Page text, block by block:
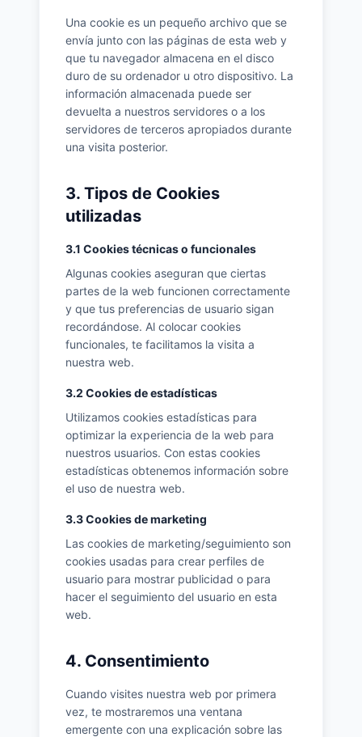
Una cookie es un pequeño archivo que se
envía junto con las páginas de esta web y
que tu navegador almacena en el disco
duro de su ordenador u otro dispositivo. La
información almacenada puede ser
devuelta a nuestros servidores o a los
servidores de terceros apropiados durante
una visita posterior.
3. Tipos de Cookies
utilizadas
3.1 Cookies técnicas o funcionales
Algunas cookies aseguran que ciertas
partes de la web funcionen correctamente
y que tus preferencias de usuario sigan
recordándose. Al colocar cookies
funcionales, te facilitamos la visita a
nuestra web.
3.2 Cookies de estadísticas
Utilizamos cookies estadísticas para
optimizar la experiencia de la web para
nuestros usuarios. Con estas cookies
estadísticas obtenemos información sobre
el uso de nuestra web.
3.3 Cookies de marketing
Las cookies de marketing/seguimiento son
cookies usadas para crear perfiles de
usuario para mostrar publicidad o para
hacer el seguimiento del usuario en esta
web.
4. Consentimiento
Cuando visites nuestra web por primera
vez, te mostraremos una ventana
emergente con una explicación sobre las